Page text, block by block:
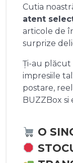
Cutia
atent
articole de
surprize
Ți-au plăcut
impresiile
postare,
BUZZBox si
O